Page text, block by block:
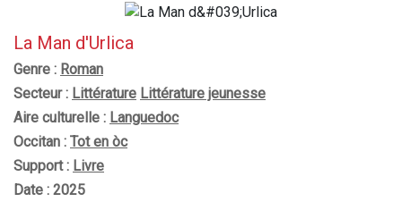
La Man d'Urlica
Genre : Roman
Secteur : Littérature Littérature jeunesse
Aire culturelle : Languedoc
Occitan : Tot en òc
Support : Livre
Date : 2025